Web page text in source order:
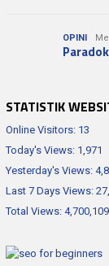
OPINI
STATISTIK
Online Visitors: 13
Today's Views: 1,971
Yesterday's Views:
Last 7 Days Views:
Total Views: 4,700,109